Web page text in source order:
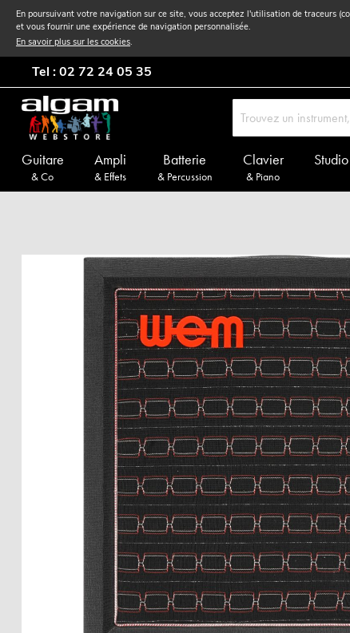
En poursuivant votre navigation sur ce site, vous acceptez l'utilisation de traceurs
et vous fournir une expérience de navigation personnalisée.
En savoir plus sur les cookies.
Tel : 02 72 24 05 35
Guitare
& Co
Ampli
& Effets
Batterie
& Percussion
Clavier
& Piano
Studio